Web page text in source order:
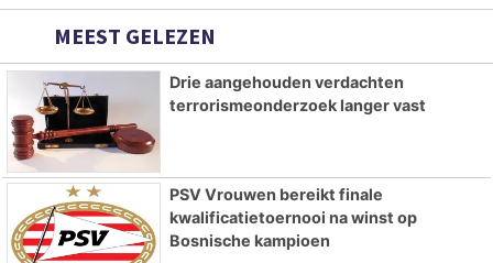
MEEST GELEZEN
Drie aangehouden verdachten
terrorismeonderzoek langer vast
PSV Vrouwen bereikt finale
kwalificatietoernooi na winst op
Bosnische kampioen